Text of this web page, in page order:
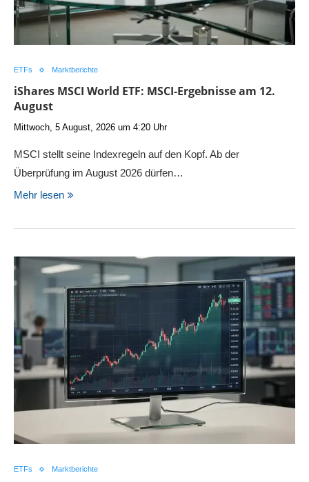
ETFs Marktberichte
iShares MSCI World ETF: MSCI-Ergebnisse am 12.
August
Mittwoch, 5 August, 2026 um 4:20 Uhr
MSCI stellt seine Indexregeln auf den Kopf. Ab der
Überprüfung im August 2026 dürfen…
Mehr lesen
ETFs Marktberichte